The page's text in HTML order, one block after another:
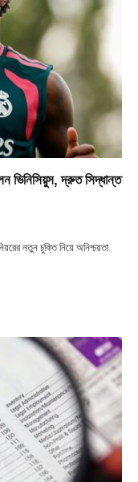
ভিনিসিয়ুস, দ্রুত সিদ্ধান্ত
নতুন চুক্তি নিয়ে অনিশ্চয়তা